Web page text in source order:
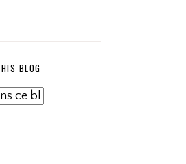
BLOG